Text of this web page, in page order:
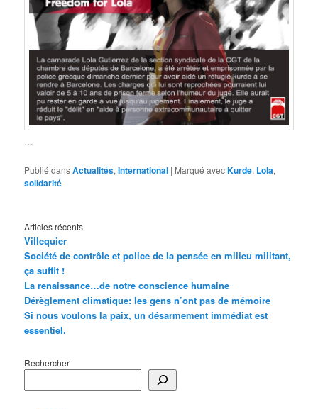
…
Publié dansActualités,International | Marqué avecKurde, Lola,
solidarité
Articles récents
Villequier
Société de contrôle et police de la pensée en milieu militant,
ça suffit !
La renaissance…de notre conscience humaine
Dérèglement climatique: les gens n’ont pas de mémoire
Si nous voulons la paix, un désarmement immédiat est
essentiel.
Rechercher